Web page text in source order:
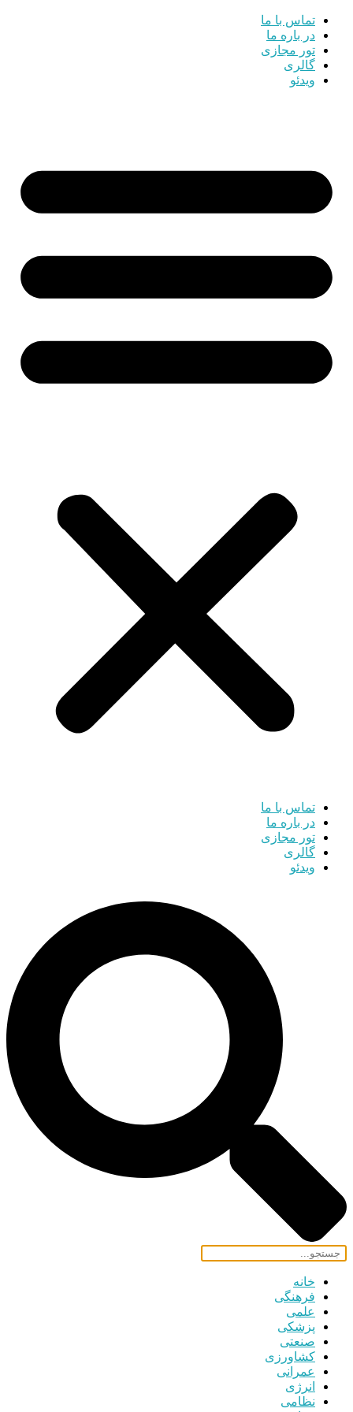
تماس با ما
در باره ما
تور مجازی
گالری
ویدئو
تماس با ما
در باره ما
تور مجازی
گالری
ویدئو
خانه
فرهنگی
علمی
پزشکی
صنعتی
کشاورزی
عمرانی
انرژی
نظامی